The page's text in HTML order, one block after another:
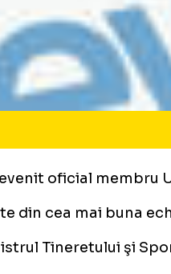
oficial
din cea mai buna
Tineretului şi